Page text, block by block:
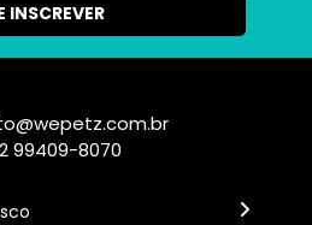
INSCREVER
99409-8070